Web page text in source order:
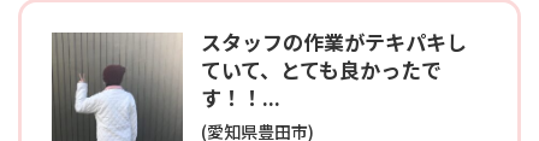
スタッフの作業がテキパキし
ていて、とても良かったで
す！！...
(愛知県豊田市)